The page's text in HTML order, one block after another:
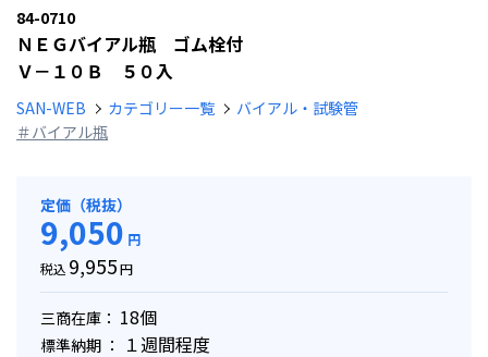
84-0710
ＮＥＧバイアル瓶 ゴム栓付
Ｖ－１０Ｂ ５０入
SAN-WEB カテゴリー一覧
バイアル・試験管
＃バイアル瓶
定価（税抜）
9,050 円
税込 9,955円
三商在庫： 18個
標準納期 ： １週間程度